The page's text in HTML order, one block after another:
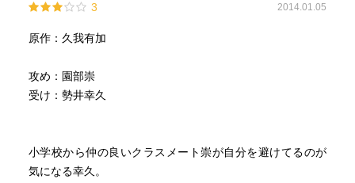
3 2014.01.05
原作：久我有加
攻め：園部崇
受け：勢井幸久
小学校から仲の良いクラスメート崇が自分を避けてるのが
気になる幸久。